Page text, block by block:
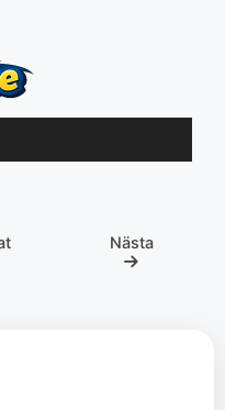
Nästa